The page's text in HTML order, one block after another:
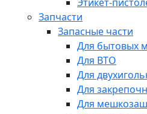
Запчасти
Запасные части
Для бытовых
Для ВТО
Для
Для
Для